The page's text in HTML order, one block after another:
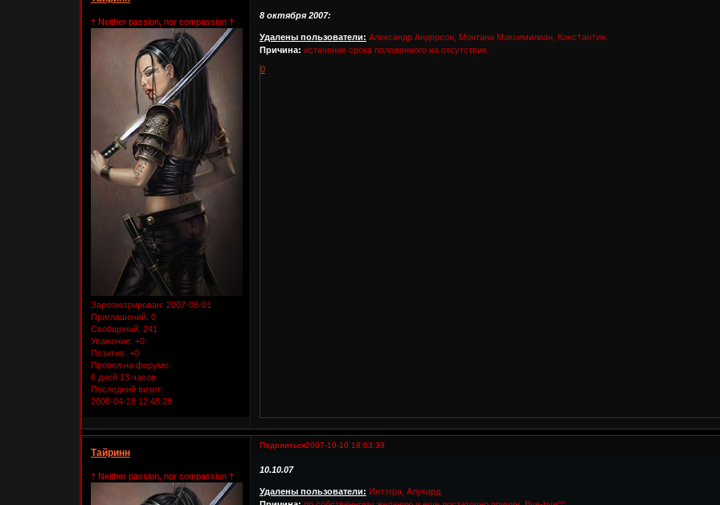
† Neither passion, nor compassion †
Зарегистрирован: 2007-08-01
Приглашений: 0
Сообщений: 241
Уважение: +0
Позитив: +0
Провел на форуме:
6 дней 13 часов
Последний визит:
2008-04-28 12:45:28
8 октября 2007:
Удалены пользователи: Александр Андерсон, Монтана Максимилиан, Конс†ан†ин.
Причина: истечение срока положенного на отсутствие.
0
Поделиться2007-10-10 18:03:39
Тайринн
† Neither passion, nor compassion †
10.10.07
Удалены пользователи: Интэгра, Алукард.